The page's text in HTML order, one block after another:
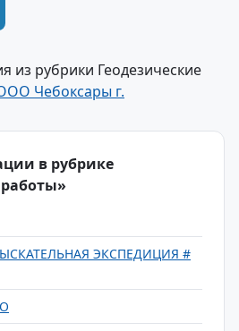
из рубрики Геодезические
Чебоксары г.
в рубрике
ЭКСПЕДИЦИЯ #